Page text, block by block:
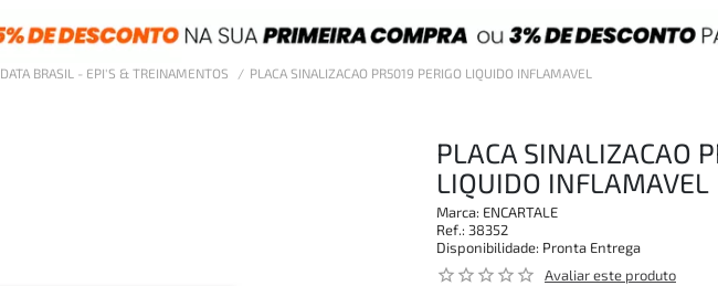
DATA BRASIL - EPI'S & TREINAMENTOS PLACA SINALIZACAO PR5019 PERIGO LIQUIDO INFLAMAVEL
PLACA SINALIZACAO
LIQUIDO INFLAMAVEL
Marca: ENCARTALE
Ref.: 38352
Disponibilidade: Pronta Entrega
star_outline star_outline star_outline star_outline star_outline Avaliar este produto